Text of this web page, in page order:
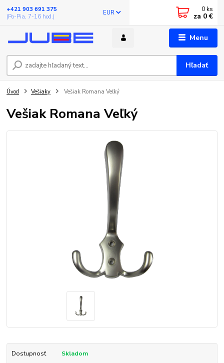
Menu
EUR
Hľadať
+421 903 691 375
(Po-Pia, 7-16 hod.)
0 ks
za 0 €
Úvod Vešiaky Vešiak Romana Veľký
Vešiak Romana Veľký
Dostupnosť
Skladom